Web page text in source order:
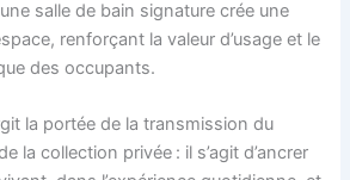
salle de bain signature crée une
renforçant la valeur d’usage et le
des occupants.
la portée de la transmission du
la collection privée : il s’agit d’ancrer